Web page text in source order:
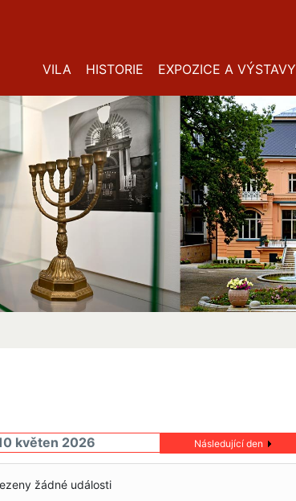
VILA HISTORIE EXPOZICE A VÝSTAVY
květen 2026 Následující den
žádné události